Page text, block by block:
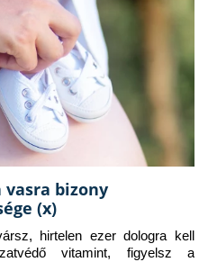
vasra bizony
(x)
hirtelen ezer dologra kell
vitamint, figyelsz a